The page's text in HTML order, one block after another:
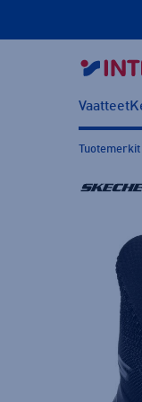
Vaatteet
Tuotemerkit